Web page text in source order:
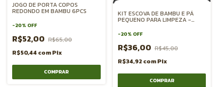
JOGO DE PORTA COPOS
REDONDO EM BAMBU 6PCS
-20% OFF
R$52,00 R$65,00
R$50,44 comPix
KIT ESCOVA DE BAMBU E PÁ
PEQUENO PARA LIMPEZA -
-20% OFF
R$36,00 R$45,00
R$34,92comPix